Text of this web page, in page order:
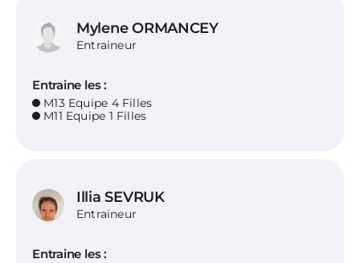
Mylene ORMANCEY
Entraineur
Entraine les :
M13 Equipe 4 Filles
M11 Equipe 1 Filles
Illia SEVRUK
Entraineur
Entraine les :